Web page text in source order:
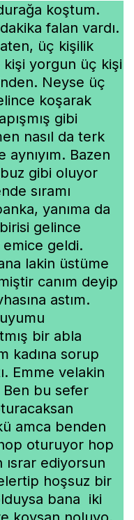
koştum.
falan vardı.
üç kişilik
yorgun üç kişi
Neyse üç
koşarak
gibi
nasıl da terk
aynıyım. Bazen
gibi oluyor
sıramı
yanıma da
gelince
emice geldi.
lakin üstüme
canım deyip
astım.
bir abla
kadına sorup
Emme velakin
Ben bu sefer
amca benden
oturuyor hop
ısrar ediyorsun
hoşsuz bir
bana iki